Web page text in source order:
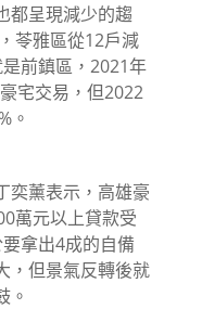
都呈現減少的趨
苓雅區從12戶減
前鎮區，2021年
宅交易，但2022
。
奕薰表示，高雄豪
萬元以上貸款受
拿出4成的自備
，但景氣反轉後就
。